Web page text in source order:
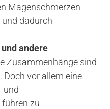
ANFAHRT
Magenschmerzen
dadurch
andere
Zusammenhänge sind
Doch vor allem eine
und
zu